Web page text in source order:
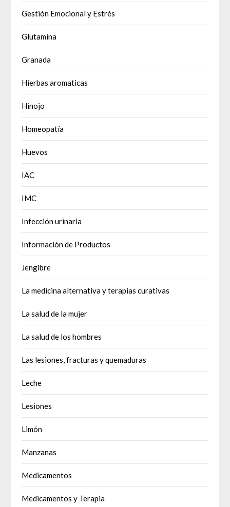
Gestión Emocional y Estrés
Glutamina
Granada
Hierbas aromaticas
Hinojo
Homeopatía
Huevos
IAC
IMC
Infección urinaria
Información de Productos
Jengibre
La medicina alternativa y terapias curativas
La salud de la mujer
La salud de los hombres
Las lesiones, fracturas y quemaduras
Leche
Lesiones
Limón
Manzanas
Medicamentos
Medicamentos y Terapia